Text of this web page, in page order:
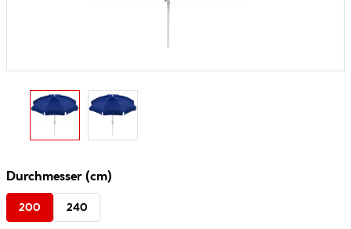
Durchmesser (cm)
200 240